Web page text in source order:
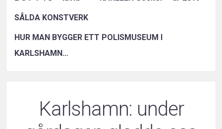
SÅLDA KONSTVERK
HUR MAN BYGGER ETT POLISMUSEUM I
KARLSHAMN…
Karlshamn: under